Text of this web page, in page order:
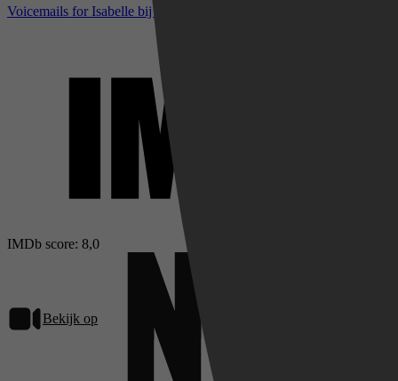
Voicemails for Isabelle bij IMDb
IMDb score: 8,0
Bekijk op